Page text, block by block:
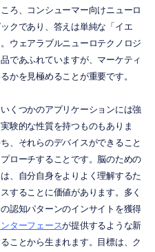
ろ、コンシューマー向けニューロ
クであり、答えは単純な「イエ
ウェアラブルニューロテクノロジ
であふれていますが、マーケティ
かを見極めることが重要です。
くつかのアプリケーションには強
験的な性質を持つものもありま
、それらのデバイスができること
ローチすることです。脳のための
、自分自身をよりよく理解するた
することに価値があります。多く
認知パターンのインサイトを獲得
ターフェースが提供するような新
ことから生まれます。目標は、ク